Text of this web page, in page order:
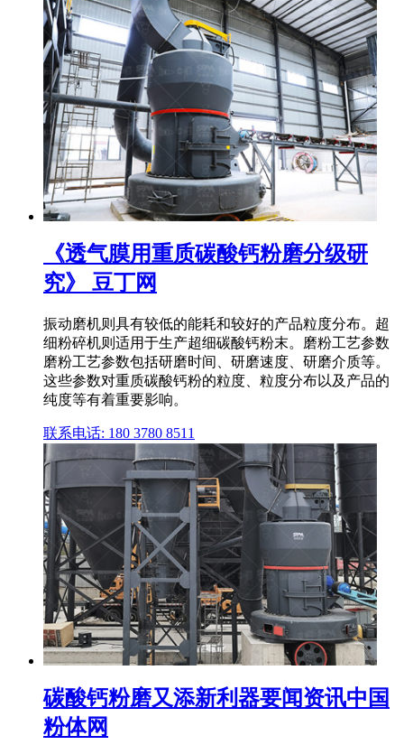
《透气膜用重质碳酸钙粉磨分级研
究》 豆丁网
振动磨机则具有较低的能耗和较好的产品粒度分布。超
细粉碎机则适用于生产超细碳酸钙粉末。磨粉工艺参数
磨粉工艺参数包括研磨时间、研磨速度、研磨介质等。
这些参数对重质碳酸钙粉的粒度、粒度分布以及产品的
纯度等有着重要影响。
联系电话: 180 3780 8511
碳酸钙粉磨又添新利器要闻资讯中国
粉体网